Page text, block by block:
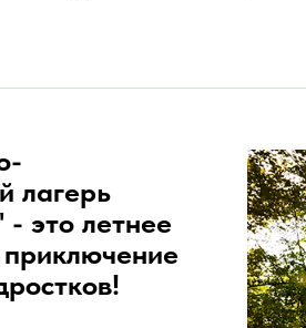
лагерь
это летнее
приключение